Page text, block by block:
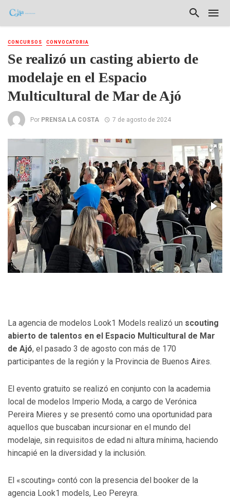
CONCURSOS CONVOCATORIA
Se realizó un casting abierto de
modelaje en el Espacio
Multicultural de Mar de Ajó
Por PRENSA LA COSTA 7 de agosto de 2024
La agencia de modelos Look1 Models realizó un scouting
abierto de talentos en el Espacio Multicultural de Mar
de Ajó, el pasado 3 de agosto con más de 170
participantes de la región y la Provincia de Buenos Aires.
El evento gratuito se realizó en conjunto con la academia
local de modelos Imperio Moda, a cargo de Verónica
Pereira Mieres y se presentó como una oportunidad para
aquellos que buscaban incursionar en el mundo del
modelaje, sin requisitos de edad ni altura mínima, haciendo
hincapié en la diversidad y la inclusión.
El «scouting» contó con la presencia del booker de la
agencia Look1 models, Leo Pereyra.